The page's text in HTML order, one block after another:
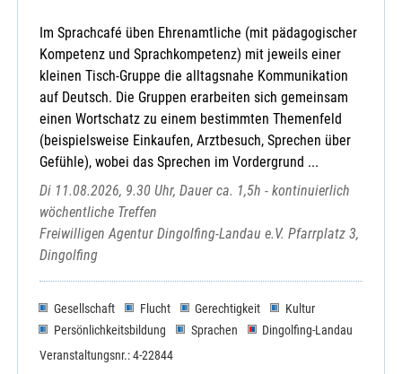
Im Sprachcafé üben Ehrenamtliche (mit pädagogischer
Kompetenz und Sprachkompetenz) mit jeweils einer
kleinen Tisch-Gruppe die alltagsnahe Kommunikation
auf Deutsch. Die Gruppen erarbeiten sich gemeinsam
einen Wortschatz zu einem bestimmten Themenfeld
(beispielsweise Einkaufen, Arztbesuch, Sprechen über
Gefühle), wobei das Sprechen im Vordergrund ...
Di 11.08.2026, 9.30 Uhr, Dauer ca. 1,5h - kontinuierlich
wöchentliche Treffen
Freiwilligen Agentur Dingolfing-Landau e.V. Pfarrplatz 3,
Dingolfing
Gesellschaft Flucht Gerechtigkeit
Kultur
Persönlichkeitsbildung
Sprachen
Dingolfing-Landau
Veranstaltungsnr.: 4-22844